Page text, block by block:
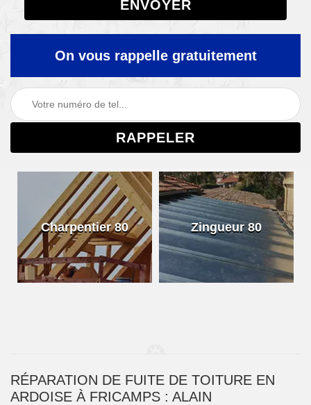
On vous rappelle gratuitement
Charpentier 80 Zingueur 80
RÉPARATION DE FUITE DE TOITURE EN
ARDOISE À FRICAMPS : ALAIN